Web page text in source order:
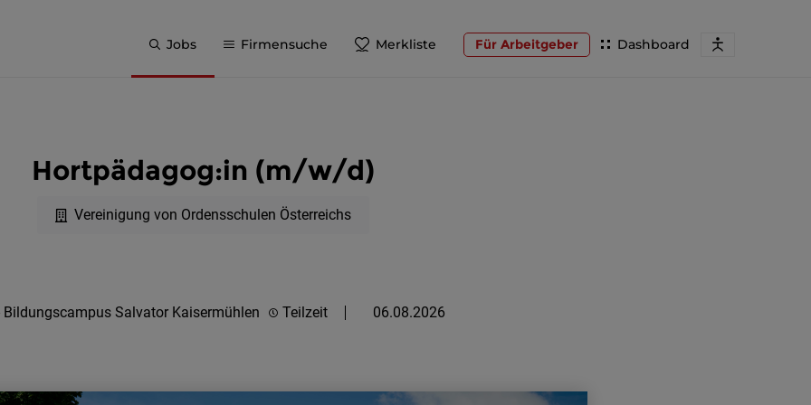
Jobs Firmensuche Merkliste Dashboard
Für Arbeitgeber
Hortpädagog:in (m/w/d)
Vereinigung von Ordensschulen Österreichs
Bildungscampus Salvator Kaisermühlen Teilzeit 06.08.2026